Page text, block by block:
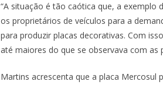
“A situação é tão caótica que, a exemplo
os proprietários de veículos para a
para produzir placas decorativas. Com
até maiores do que se observava com as
Martins acrescenta que a placa Mercosul